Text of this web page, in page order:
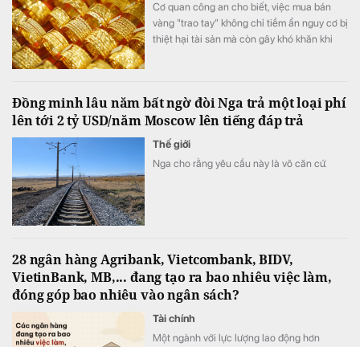
Cơ quan công an cho biết, việc mua bán
vàng "trao tay" không chỉ tiềm ẩn nguy cơ bị
thiệt hại tài sản mà còn gây khó khăn khi
Đồng minh lâu năm bất ngờ đòi Nga trả một loại phí
lên tới 2 tỷ USD/năm Moscow lên tiếng đáp trả
Thế giới
Nga cho rằng yêu cầu này là vô căn cứ.
28 ngân hàng Agribank, Vietcombank, BIDV,
VietinBank, MB,... đang tạo ra bao nhiêu việc làm,
đóng góp bao nhiêu vào ngân sách?
Tài chính
Một ngành với lực lượng lao động hơn